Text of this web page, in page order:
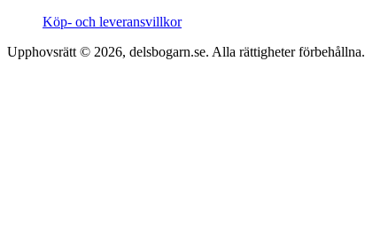
Köp- och leveransvillkor
Upphovsrätt © 2026, delsbogarn.se. Alla rättigheter förbehållna.